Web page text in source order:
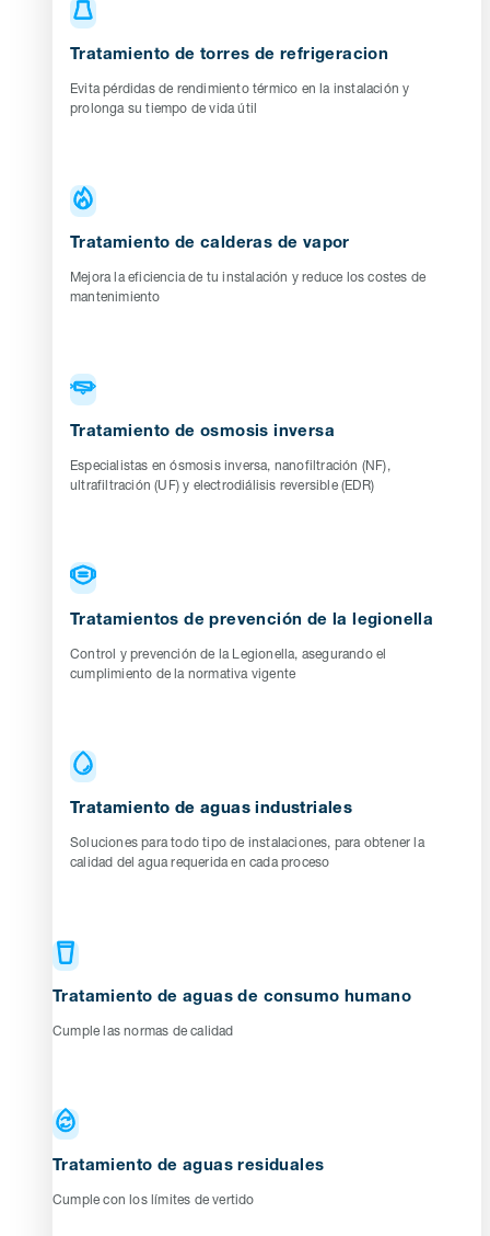
Tratamiento de torres de refrigeracion
Evita pérdidas de rendimiento térmico en la instalación y
prolonga su tiempo de vida útil
Tratamiento de calderas de vapor
Mejora la eficiencia de tu instalación y reduce los costes de
mantenimiento
Tratamiento de osmosis inversa
Especialistas en ósmosis inversa, nanofiltración (NF),
ultrafiltración (UF) y electrodiálisis reversible (EDR)
Tratamientos de prevención de la legionella
Control y prevención de la Legionella, asegurando el
cumplimiento de la normativa vigente
Tratamiento de aguas industriales
Soluciones para todo tipo de instalaciones, para obtener la
calidad del agua requerida en cada proceso
Tratamiento de aguas de consumo humano
Cumple las normas de calidad
Tratamiento de aguas residuales
Cumple con los límites de vertido